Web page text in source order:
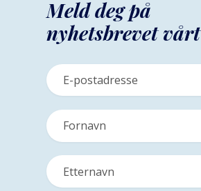
Meld deg på
nyhetsbrevet vårt